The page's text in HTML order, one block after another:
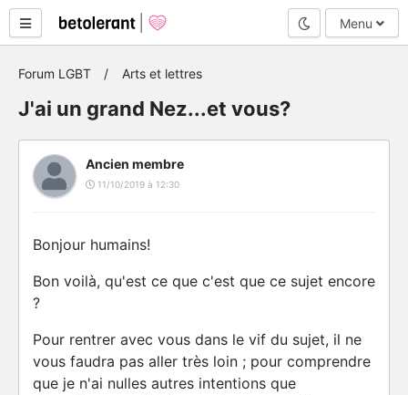
Mode nuit
Menu
Forum LGBT Arts et lettres
J'ai un grand Nez...et vous?
Ancien membre
11/10/2019 à 12:30
Bonjour humains!
Bon voilà, qu'est ce que c'est que ce sujet encore
?
Pour rentrer avec vous dans le vif du sujet, il ne
vous faudra pas aller très loin ; pour comprendre
que je n'ai nulles autres intentions que